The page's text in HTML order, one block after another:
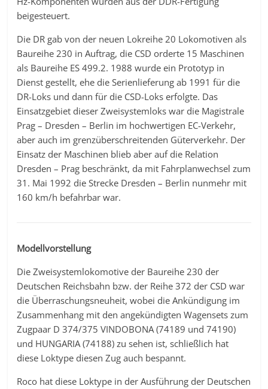
beigesteuert.
Die DR gab von der neuen Lokreihe 20 Lokomotiven als
Baureihe 230 in Auftrag, die CSD orderte 15 Maschinen
als Baureihe ES 499.2. 1988 wurde ein Prototyp in
Dienst gestellt, ehe die Serienlieferung ab 1991 für die
DR-Loks und dann für die CSD-Loks erfolgte. Das
Einsatzgebiet dieser Zweisystemloks war die Magistrale
Prag – Dresden – Berlin im hochwertigen EC-Verkehr,
aber auch im grenzüberschreitenden Güterverkehr. Der
Einsatz der Maschinen blieb aber auf die Relation
Dresden – Prag beschränkt, da mit Fahrplanwechsel zum
31. Mai 1992 die Strecke Dresden – Berlin nunmehr mit
160 km/h befahrbar war.
Modellvorstellung
Die Zweisystemlokomotive der Baureihe 230 der
Deutschen Reichsbahn bzw. der Reihe 372 der CSD war
die Überraschungsneuheit, wobei die Ankündigung im
Zusammenhang mit den angekündigten Wagensets zum
Zugpaar D 374/375 VINDOBONA (74189 und 74190)
und HUNGARIA (74188) zu sehen ist, schließlich hat
diese Loktype diesen Zug auch bespannt.
Roco hat diese Loktype in der Ausführung der Deutschen